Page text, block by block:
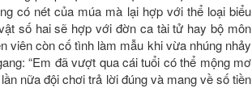
có nét của múa mà lại hợp với thể loại biểu
số hai sẽ hợp với đờn ca tài tử hay bộ môn
viên còn cố tình làm mẫu khi vừa nhúng nhảy
“Em đã vượt qua cái tuổi có thể mộng mơ
nữa đội chơi trả lời đúng và mang về số tiền